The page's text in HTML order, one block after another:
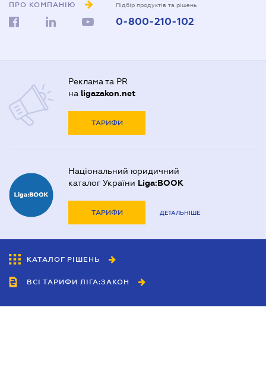
ПРО КОМПАНІЮ Підбір продуктів та рішень
0-800-210-102
Реклама та PR
на ligazakon.net
ТАРИФИ
Національний юридичний
каталог України Liga:BOOK
ТАРИФИ ДЕТАЛЬНІШЕ
КАТАЛОГ РІШЕНЬ
ВСІ ТАРИФИ ЛІГА:ЗАКОН